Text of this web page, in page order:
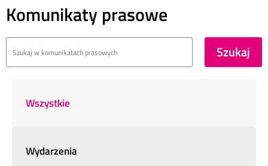
Komunikaty prasowe
Wszystkie
Wydarzenia